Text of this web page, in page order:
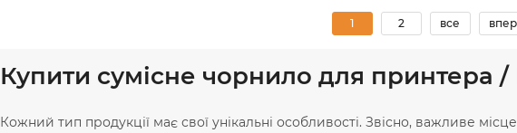
1 2 все
Купити сумісне чорнило для принтера
Кожний тип продукції має свої унікальні особливості. Звісно, важливе